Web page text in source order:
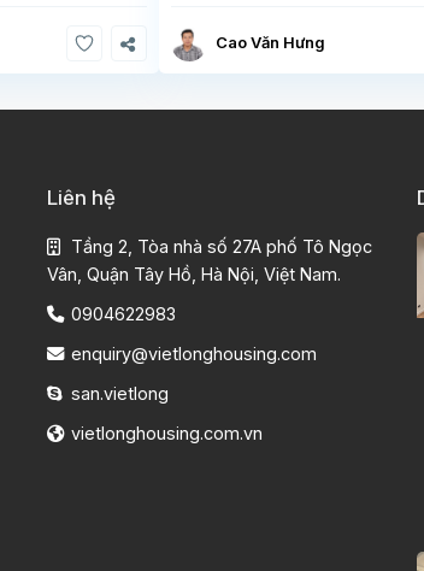
Cao Văn Hưng
Liên hệ
Tầng 2, Tòa nhà số 27A phố Tô Ngọc
Vân, Quận Tây Hồ, Hà Nội, Việt Nam.
0904622983
enquiry@vietlonghousing.com
san.vietlong
vietlonghousing.com.vn